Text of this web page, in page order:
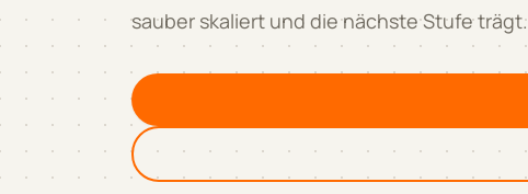
sauber skaliert und die nächste Stufe trägt.